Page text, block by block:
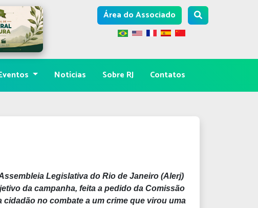
Área do Associado
Notícias Sobre RJ Contatos
Legislativa do Rio de Janeiro (Alerj)
da campanha, feita a pedido da Comissão
no combate a um crime que virou uma